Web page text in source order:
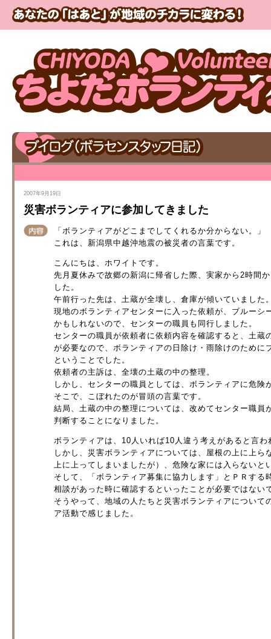
2007年9月19日
災害ボランティアに参加してきました
「ボランティアがどこまでしてくれるか分からない。」
これは、新潟県中越沖地震の被災者の言葉です。
こんにちは、ホワイトです。
先月夏休みで故郷の新潟に帰省した際、実家から2時間
した。
午前行った先は、土蔵が全壊し、倉庫が傾いていました
現地のボランティアセンターに入った依頼が、ブルー
かもしれないので、センターの職員も同行しました。
センターの職員が依頼者に依頼内容を確認すると、土
が必要なので、ボランティアの日除け・雨除けのため
ということでした。
依頼者の主訴は、全壊の土蔵の中の整理。
しかし、センターの職員としては、ボランティアに危
そこで、こぼれたのが冒頭の言葉です。
結局、土蔵の中の整理については、改めてセンター職
判断することになりました。
ボランティアは、10人いれば10人違う考えがあると言わ
しかし、災害ボランティアについては、屋根の上に上
上に上ってしまいましたが）、危険な家には入らないと
そして、「ボランティア募集に協力します」とＰＲす
相談があった時に確認するといったことが必要ではない
そうやって、地域の人たちと災害ボランティアについ
ア活動で感じました。